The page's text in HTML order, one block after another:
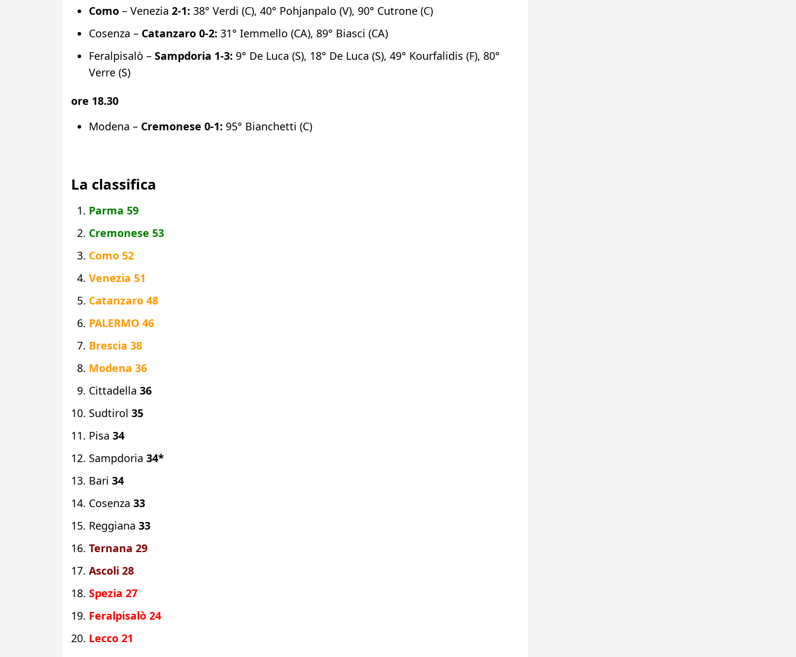
Como– Venezia 2-1: 38° Verdi (C), 40° Pohjanpalo (V), 90° Cutrone (C)
Cosenza – Catanzaro 0-2: 31° Iemmello (CA), 89° Biasci (CA)
Feralpisalò – Sampdoria 1-3: 9° De Luca (S), 18° De Luca (S), 49° Kourfalidis (F), 80°
Verre (S)
ore 18.30
Modena – Cremonese 0-1: 95° Bianchetti (C)
La classifica
Parma 59
Cremonese 53
Como 52
Venezia 51
Catanzaro 48
PALERMO 46
Brescia 38
Modena 36
Cittadella 36
Sudtirol 35
Pisa 34
Sampdoria 34*
Bari 34
Cosenza 33
Reggiana 33
Ternana 29
Ascoli 28
Spezia 27
Feralpisalò 24
Lecco 21